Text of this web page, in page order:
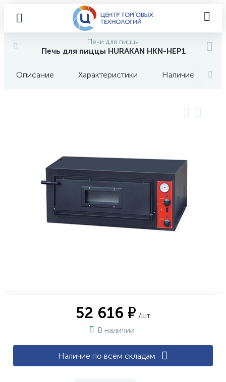
Печи для пиццы
Печь для пиццы HURAKAN HKN-HEP1
Описание Характеристики Наличие
52 616 ₽ /шт
В наличии
Наличие по всем складам